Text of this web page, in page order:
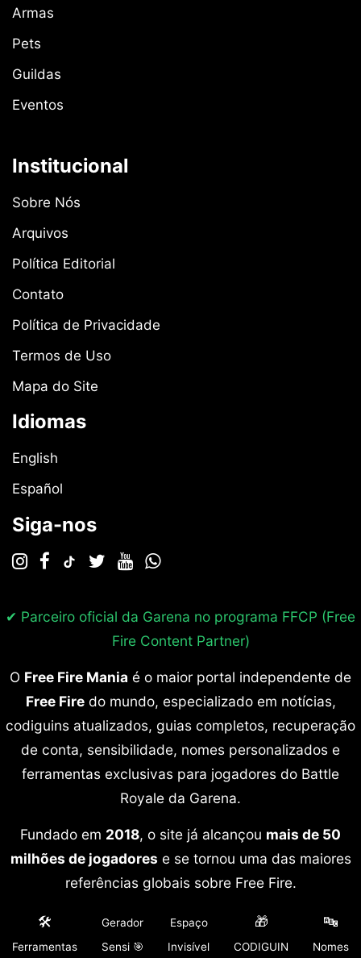
Armas
Pets
Guildas
Eventos
Institucional
Sobre Nós
Arquivos
Política Editorial
Contato
Política de Privacidade
Termos de Uso
Mapa do Site
Idiomas
English
Español
Siga-nos
✔ Parceiro oficial da Garena no programa FFCP (Free
Fire Content Partner)
O Free Fire Mania é o maior portal independente de
Free Firedo mundo, especializado em notícias,
codiguins atualizados, guias completos, recuperação
de conta, sensibilidade, nomes personalizados e
ferramentas exclusivas para jogadores do Battle
Royale da Garena.
Fundado em 2018, o site já alcançou mais de 50
milhões de jogadores e se tornou uma das maiores
referências globais sobre Free Fire.
©2026 Free Fire Mania. Todos os direitos reservados.
🛠️
Ferramentas
Gerador
Sensi 🎯
Espaço
Invisível
🎁
CODIGUIN
🔤
Nomes